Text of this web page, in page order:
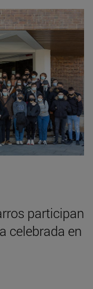
participan
celebrada en